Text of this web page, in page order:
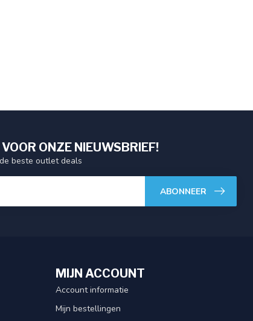
VOOR ONZE NIEUWSBRIEF!
beste outlet deals
ABONNEER
MIJN ACCOUNT
Account informatie
Mijn bestellingen